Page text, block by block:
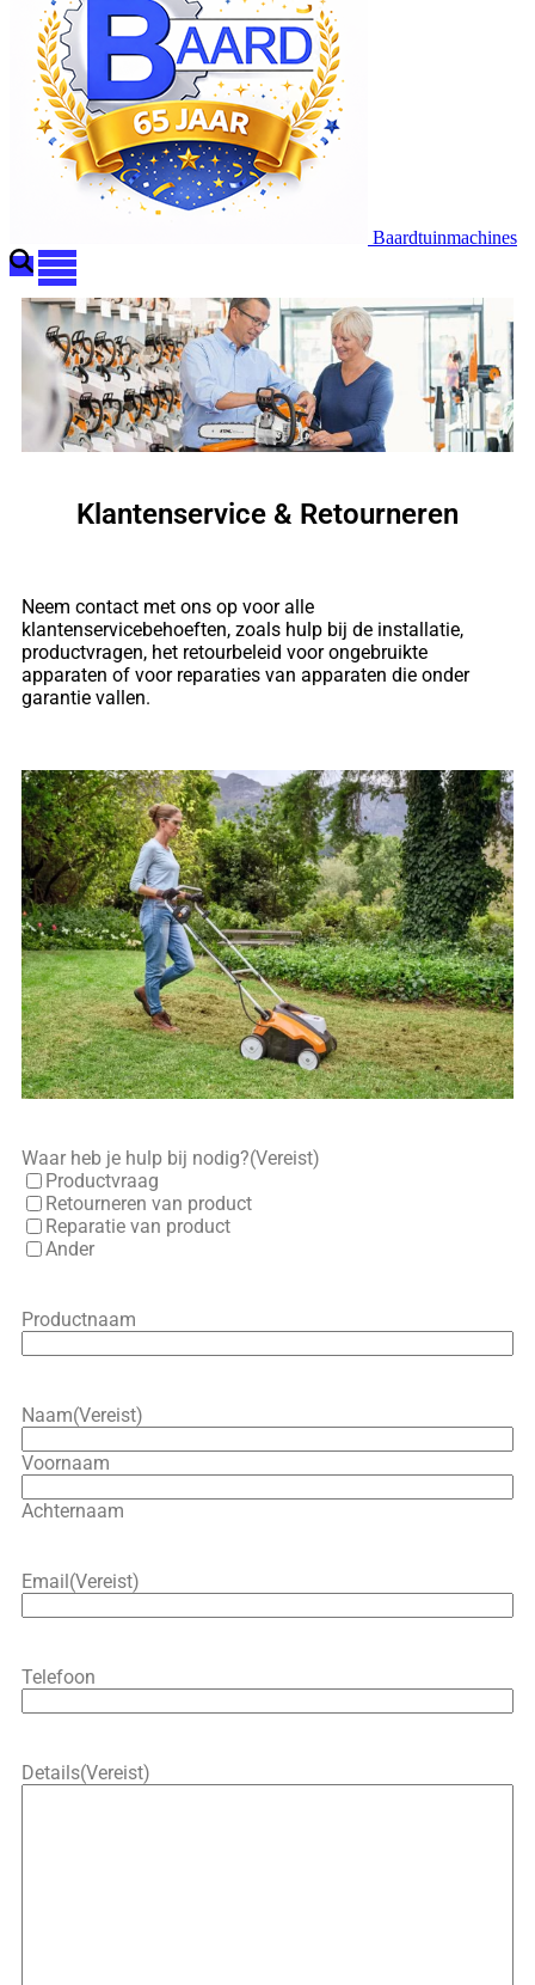
Baardtuinmachines
Klantenservice & Retourneren
Neem contact met ons op voor alle
klantenservicebehoeften, zoals hulp bij de installatie,
productvragen, het retourbeleid voor ongebruikte
apparaten of voor reparaties van apparaten die onder
garantie vallen.
Waar heb je hulp bij nodig?(Vereist)
Productvraag
Retourneren van product
Reparatie van product
Ander
Productnaam
Naam(Vereist)
Voornaam
Achternaam
Email(Vereist)
Telefoon
Details(Vereist)